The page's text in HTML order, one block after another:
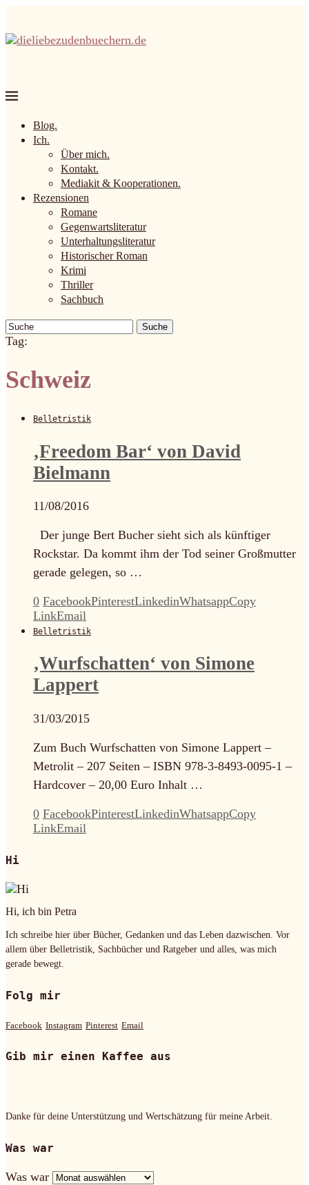
Blog.
Ich.
Über mich.
Kontakt.
Mediakit & Kooperationen.
Rezensionen
Romane
Gegenwartsliteratur
Unterhaltungsliteratur
Historischer Roman
Krimi
Thriller
Sachbuch
Suche
Tag:
Schweiz
Belletristik
‚Freedom Bar‘ von David
Bielmann
11/08/2016
Der junge Bert Bucher sieht sich als künftiger
Rockstar. Da kommt ihm der Tod seiner Großmutter
gerade gelegen, so …
0 FacebookPinterestLinkedinWhatsappCopy
LinkEmail
Belletristik
‚Wurfschatten‘ von Simone
Lappert
31/03/2015
Zum Buch Wurfschatten von Simone Lappert –
Metrolit – 207 Seiten – ISBN 978-3-8493-0095-1 –
Hardcover – 20,00 Euro Inhalt …
0 FacebookPinterestLinkedinWhatsappCopy
LinkEmail
Hi
Hi, ich bin Petra
Ich schreibe hier über Bücher, Gedanken und das Leben dazwischen. Vor
allem über Belletristik, Sachbücher und Ratgeber und alles, was mich
gerade bewegt.
Folg mir
Facebook Instagram Pinterest Email
Gib mir einen Kaffee aus
Danke für deine Unterstützung und Wertschätzung für meine Arbeit.
Was war
Was war